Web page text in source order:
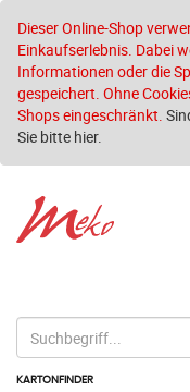
Dieser Online-Shop
Einkaufserlebnis. Dabei
Informationen oder die
gespeichert. Ohne
Shops eingeschränkt.
Sie bitte hier.
KARTONFINDER